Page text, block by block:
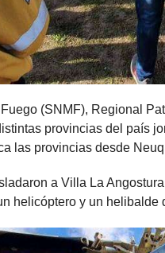
(SNMF), Regional
provincias del país
las provincias desde
a Villa La
helicóptero y un